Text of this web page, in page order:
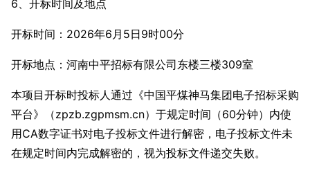
6、开标时间及地点
开标时间：2026年6月5日9时00分
开标地点：河南中平招标有限公司东楼三楼309室
本项目开标时投标人通过《中国平煤神马集团电子招标采购
平台》（zpzb.zgpmsm.cn）于规定时间（60分钟）内使
用CA数字证书对电子投标文件进行解密，电子投标文件未
在规定时间内完成解密的，视为投标文件递交失败。